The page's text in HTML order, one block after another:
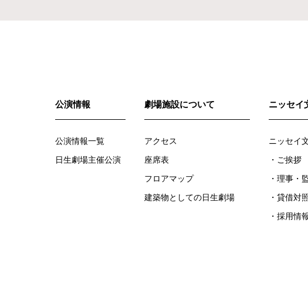
公演情報
公演情報一覧
日生劇場主催公演
劇場施設について
アクセス
座席表
フロアマップ
建築物としての日生劇場
ニッセイ
ニッセイ
ご挨拶
理事・
貸借対
採用情